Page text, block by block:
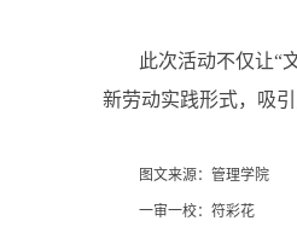
此次活动不仅让“
新劳动实践形式，吸
图文来源：管理学院
一审一校：符彩花